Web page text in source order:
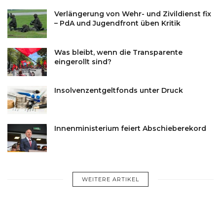
Verlängerung von Wehr- und Zivildienst fix
– PdA und Jugendfront üben Kritik
Was bleibt, wenn die Transparente
eingerollt sind?
Insolvenzentgeltfonds unter Druck
Innenministerium feiert Abschieberekord
WEITERE ARTIKEL